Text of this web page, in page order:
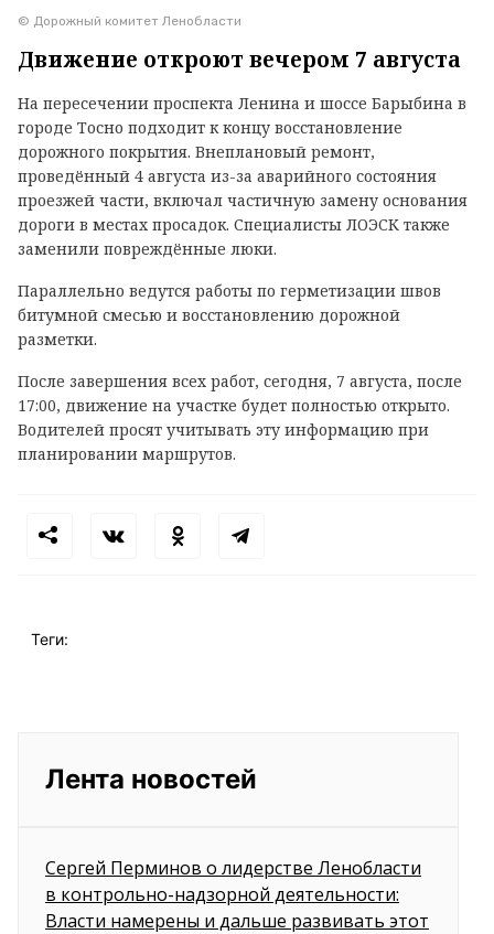
© Дорожный комитет Ленобласти
Движение откроют вечером 7 августа
На пересечении проспекта Ленина и шоссе Барыбина в
городе Тосно подходит к концу восстановление
дорожного покрытия. Внеплановый ремонт,
проведённый 4 августа из-за аварийного состояния
проезжей части, включал частичную замену основания
дороги в местах просадок. Специалисты ЛОЭСК также
заменили повреждённые люки.
Параллельно ведутся работы по герметизации швов
битумной смесью и восстановлению дорожной
разметки.
После завершения всех работ, сегодня, 7 августа, после
17:00, движение на участке будет полностью открыто.
Водителей просят учитывать эту информацию при
планировании маршрутов.
Теги:
Лента новостей
Сергей Перминов о лидерстве Ленобласти
в контрольно-надзорной деятельности:
Власти намерены и дальше развивать этот